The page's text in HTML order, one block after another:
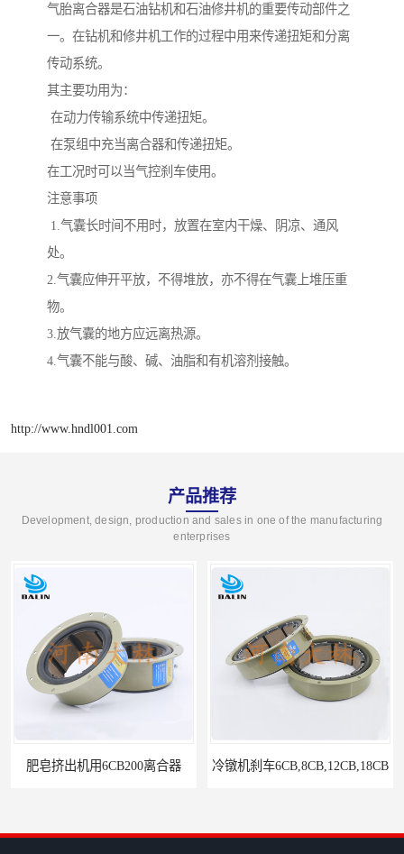
气胎离合器是石油钻机和石油修井机的重要传动部件之
一。在钻机和修井机工作的过程中用来传递扭矩和分离
传动系统。
其主要功用为：
在动力传输系统中传递扭矩。
在泵组中充当离合器和传递扭矩。
在工况时可以当气控刹车使用。
注意事项
1.气囊长时间不用时，放置在室内干燥、阴凉、通风
处。
2.气囊应伸开平放，不得堆放，亦不得在气囊上堆压重
物。
3.放气囊的地方应远离热源。
4.气囊不能与酸、碱、油脂和有机溶剂接触。
http://www.hndl001.com
产品推荐
Development, design, production and sales in one of the manufacturing
enterprises
冷镦机刹车6CB,8CB,12CB,18CB Airflex同等6CB200离合器